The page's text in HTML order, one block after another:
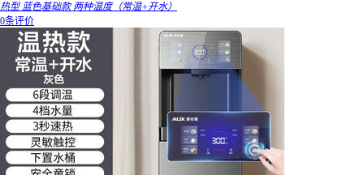
热型 蓝色基础款 两种温度（常温+开水）
0条评价